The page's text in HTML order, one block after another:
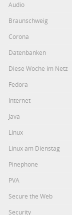
Audio
Braunschweig
Corona
Datenbanken
Diese Woche im Netz
Fedora
Internet
Java
Linux
Linux am Dienstag
Pinephone
PVA
Secure the Web
Security